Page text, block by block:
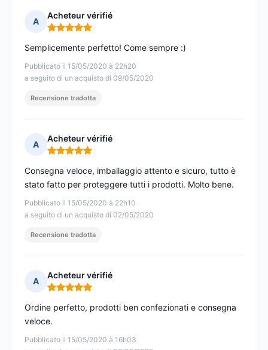
A
Acheteur vérifié
Nota: 5 su 5
Pubblicato il 15/05/2020 à 22h20
a seguito di un acquisto di 09/05/2020
Semplicemente perfetto! Come sempre :)
Recensione tradotta
A
Acheteur vérifié
Nota: 5 su 5
Pubblicato il 15/05/2020 à 22h10
a seguito di un acquisto di 02/05/2020
Consegna veloce, imballaggio attento e sicuro, tutto è
stato fatto per proteggere tutti i prodotti. Molto bene.
Recensione tradotta
A
Acheteur vérifié
Nota: 5 su 5
Pubblicato il 15/05/2020 à 16h03
Ordine perfetto, prodotti ben confezionati e consegna
veloce.